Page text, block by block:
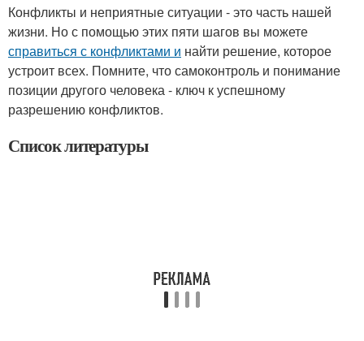
Конфликты и неприятные ситуации - это часть нашей
жизни. Но с помощью этих пяти шагов вы можете
справиться с конфликтами и найти решение, которое
устроит всех. Помните, что самоконтроль и понимание
позиции другого человека - ключ к успешному
разрешению конфликтов.
Список литературы